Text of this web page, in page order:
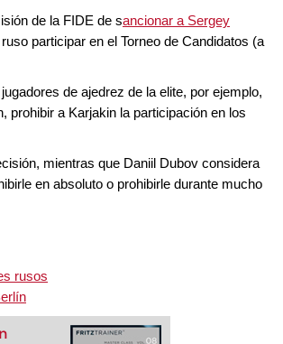
de la FIDE de sancionar a Sergey
participar en el Torneo de Candidatos (a
de ajedrez de la elite, por ejemplo,
prohibir a Karjakin la participación en los
mientras que Daniil Dubov considera
en absoluto o prohibirle durante mucho
rusos